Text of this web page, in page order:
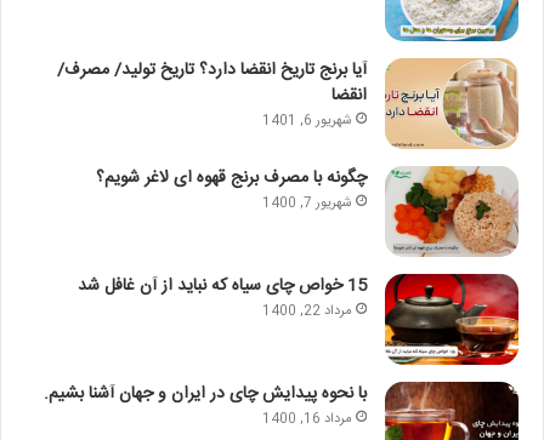
آیا برنج تاریخ انقضا دارد؟ تاریخ تولید/ مصرف/
انقضا
شهریور 6, 1401
چگونه با مصرف برنج قهوه ای لاغر شویم؟
شهریور 7, 1400
15 خواص چای سیاه که نباید از آن غافل شد
مرداد 22, 1400
با نحوه پیدایش چای در ایران و جهان آشنا بشیم.
مرداد 16, 1400